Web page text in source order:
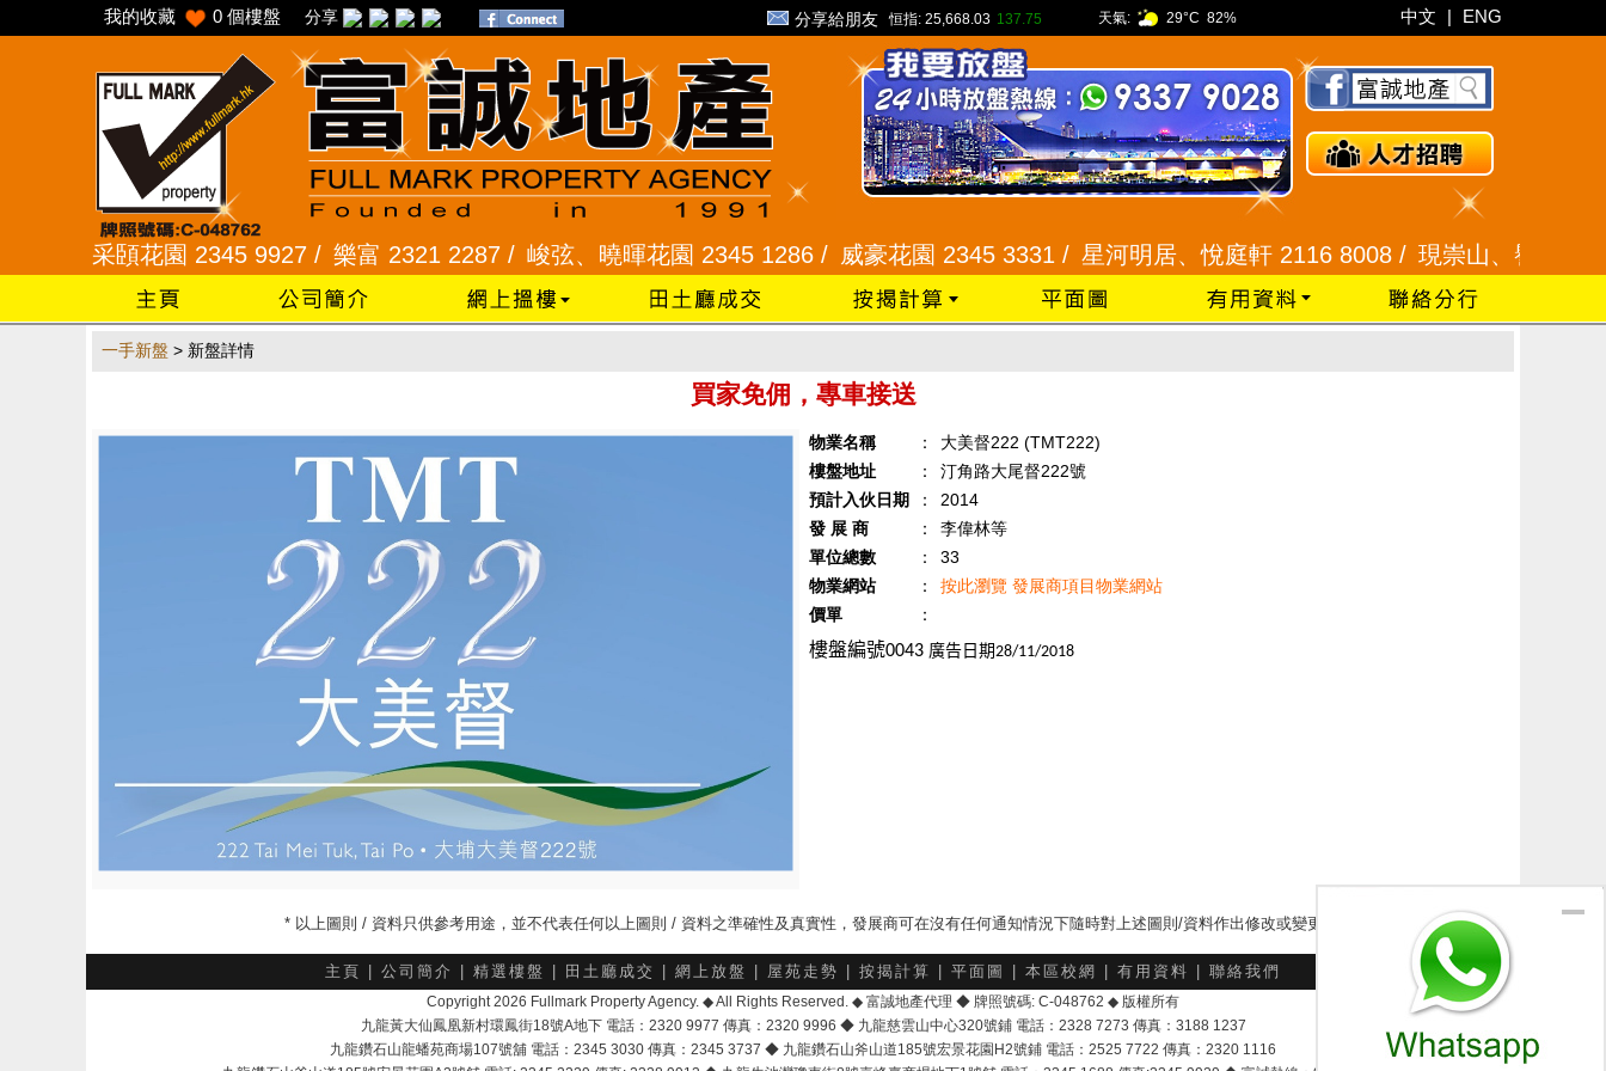
我的收藏 0 個樓盤 分享 分享給朋友 恒指: 25,668.03 137.75 天氣: 29°C 82% 中文 | ENG
采頣花園 2345 9927 /樂富 2321 2287 /峻弦、曉暉花園 2345 1286 /威豪花園 2345 3331 /星河明居、悅庭軒 2116 8008 /現崇山、譽港灣
一手新盤 > 新盤詳情
買家免佣，專車接送
物業名稱 ：
大美督222 (TMT222)
樓盤地址
：
汀角路大尾督222號
預計入伙日期
：
2014
發 展 商
：
李偉林等
單位總數
：
33
物業網站
：
按此瀏覽 發展商項目物業網站
價單
：
樓盤編號0043 廣告日期28/11/2018
* 以上圖則 / 資料只供參考用途，並不代表任何以上圖則 / 資料之準確性及真實性，發展商可在沒有任何通知情況下隨時對上述圖則/資料作出修改或變更
主頁 公司簡介 精選樓盤 田土廳成交 網上放盤 屋苑走勢 按揭計算 平面圖 本區校網 有用資料 聯絡我們
Copyright 2026 Fullmark Property Agency. ◆ All Rights Reserved. ◆ 富誠地產代理 ◆ 牌照號碼: C-048762 ◆ 版權所有
九龍黃大仙鳳凰新村環鳳街18號A地下 電話：2320 9977 傳真：2320 9996 ◆ 九龍慈雲山中心320號鋪 電話：2328 7273 傳真：3188 1237
九龍鑽石山龍蟠苑商場107號舖 電話：2345 3030 傳真：2345 3737 ◆ 九龍鑽石山斧山道185號宏景花園H2號鋪 電話：2525 7722 傳真：2320 1116